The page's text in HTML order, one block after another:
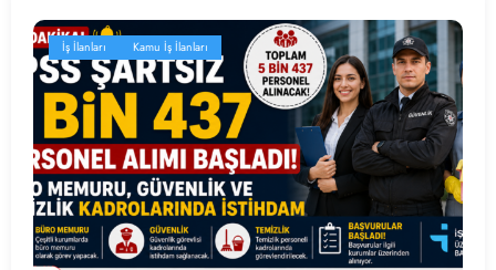
İş İlanları Kamu İş İlanları